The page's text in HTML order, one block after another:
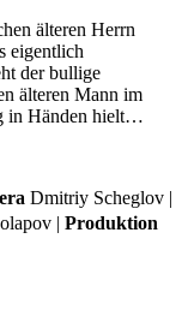
älteren Herrn
eigentlich
der bullige
älteren Mann im
in Händen hielt…
Dmitriy Scheglov |
| Produktion